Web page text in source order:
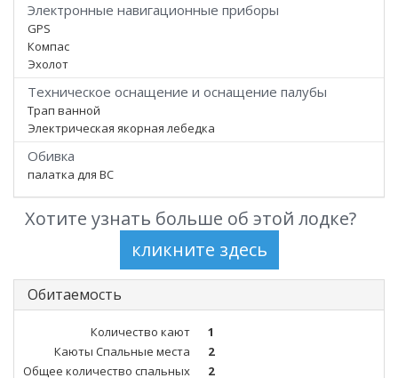
Электронные навигационные приборы
GPS
Компас
Эхолот
Техническое оснащение и оснащение палубы
Трап ванной
Электрическая якорная лебедка
Обивка
палатка для ВС
Хотите узнать больше об этой лодке?
Обитаемость
Количество кают
1
Каюты Спальные места
2
Общее количество спальных
2